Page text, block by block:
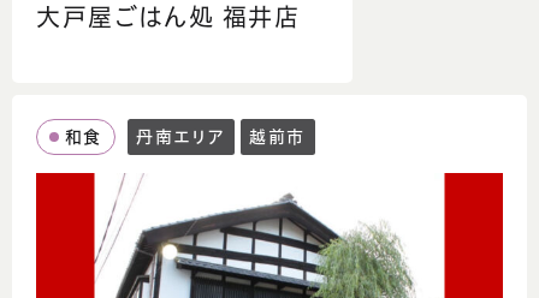
大戸屋ごはん処 福井店
和食 丹南エリア 越前市